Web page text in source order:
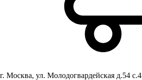
г. Москва, ул. Молодогвардейская д.54 с.4